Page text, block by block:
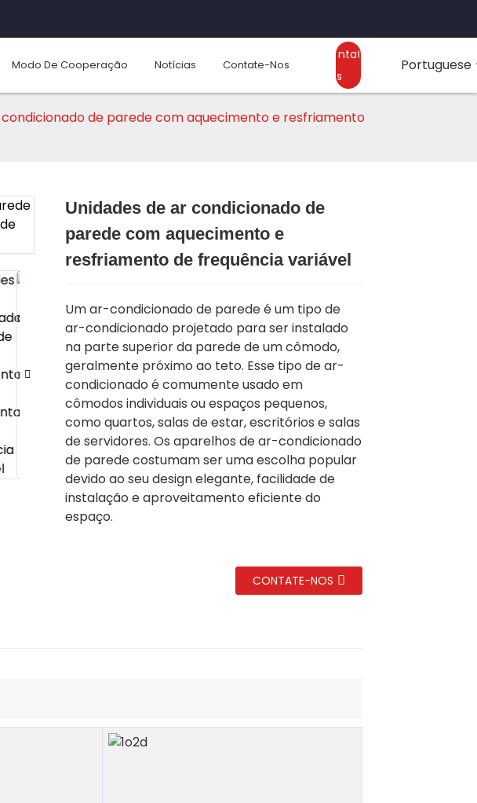
Modo De Cooperação Notícias Contate-Nos
Contate-
Nos
Portuguese
condicionado de parede com aquecimento e resfriamento
Loading...
Loading...
Unidades de ar condicionado de
parede com aquecimento e
resfriamento de frequência variável
Um ar-condicionado de parede é um tipo de
ar-condicionado projetado para ser instalado
na parte superior da parede de um cômodo,
geralmente próximo ao teto. Esse tipo de ar-
condicionado é comumente usado em
cômodos individuais ou espaços pequenos,
como quartos, salas de estar, escritórios e salas
de servidores. Os aparelhos de ar-condicionado
de parede costumam ser uma escolha popular
devido ao seu design elegante, facilidade de
instalação e aproveitamento eficiente do
espaço.
CONTATE-NOS